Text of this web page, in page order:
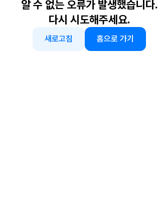
알 수 없는 오류가 발생했습니다.
다시 시도해주세요.
새로고침 홈으로 가기